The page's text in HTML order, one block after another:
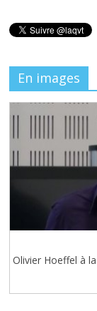
En images
Olivier Hoeffel à